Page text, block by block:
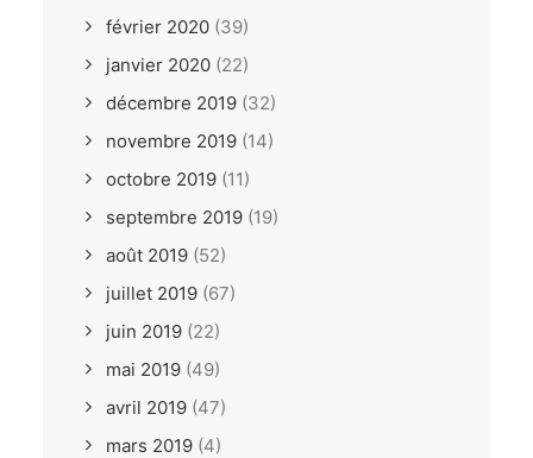
février 2020 (39)
janvier 2020 (22)
décembre 2019 (32)
novembre 2019 (14)
octobre 2019 (11)
septembre 2019 (19)
août 2019 (52)
juillet 2019 (67)
juin 2019 (22)
mai 2019 (49)
avril 2019 (47)
mars 2019 (4)